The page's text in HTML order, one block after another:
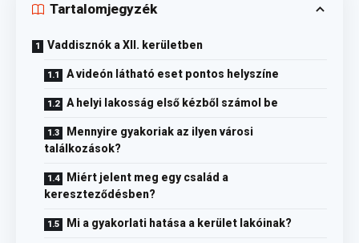
Tartalomjegyzék
Vaddisznók a XII. kerületben
A videón látható eset pontos helyszíne
A helyi lakosság első kézből számol be
Mennyire gyakoriak az ilyen városi
találkozások?
Miért jelent meg egy család a
kereszteződésben?
Mi a gyakorlati hatása a kerület lakóinak?